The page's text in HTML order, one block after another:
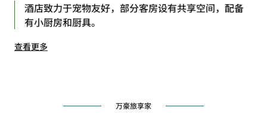
酒店致力于宠物友好，部分客房设有共享空间，配备
有小厨房和厨具。
查看更多
万豪旅享家